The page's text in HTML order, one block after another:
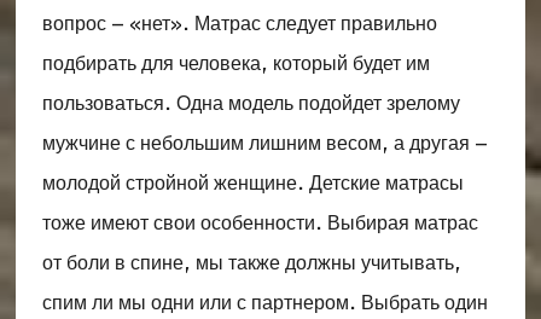
вопрос – «нет». Матрас следует правильно
подбирать для человека, который будет им
пользоваться. Одна модель подойдет зрелому
мужчине с небольшим лишним весом, а другая –
молодой стройной женщине. Детские матрасы
тоже имеют свои особенности. Выбирая матрас
от боли в спине, мы также должны учитывать,
спим ли мы одни или с партнером. Выбрать один